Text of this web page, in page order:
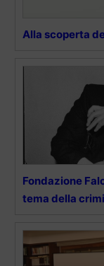
Alla scoperta
Fondazione
tema della